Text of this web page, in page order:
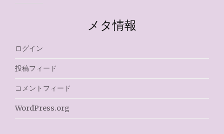
メタ情報
ログイン
投稿フィード
コメントフィード
WordPress.org